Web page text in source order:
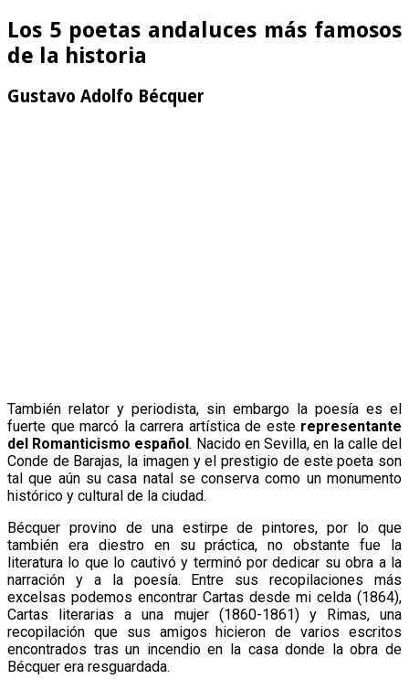
Los 5 poetas andaluces más famosos
de la historia
Gustavo Adolfo Bécquer
También relator y periodista, sin embargo la poesía es el
fuerte que marcó la carrera artística de esterepresentante
del Romanticismo español. Nacido en Sevilla, en la calle del
Conde de Barajas, la imagen y el prestigio de este poeta son
tal que aún su casa natal se conserva como un monumento
histórico y cultural de la ciudad.
Bécquer provino de una estirpe de pintores, por lo que
también era diestro en su práctica, no obstante fue la
literatura lo que lo cautivó y terminó por dedicar su obra a la
narración y a la poesía. Entre sus recopilaciones más
excelsas podemos encontrar Cartas desde mi celda (1864),
Cartas literarias a una mujer (1860-1861) y Rimas, una
recopilación que sus amigos hicieron de varios escritos
encontrados tras un incendio en la casa donde la obra de
Bécquer era resguardada.